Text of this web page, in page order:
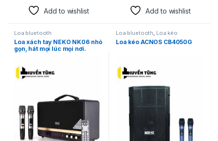
Add to wishlist Add to wishlist
Loa bluetooth
Loa xách tay NEKO NK06 nhỏ
gọn, hát mọi lúc mọi nơi.
Loa bluetooth, Loa kéo
Loa kéo ACNOS CB4050G